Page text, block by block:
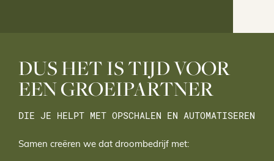
DUS HET IS TIJD VOOR
EEN GROEIPARTNER
DIE JE HELPT MET OPSCHALEN EN AUTOMATISEREN
Samen creëren we dat droombedrijf met: